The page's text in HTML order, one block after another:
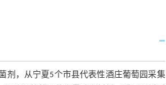
剂，从宁夏5个市县代表性酒庄葡萄园采集